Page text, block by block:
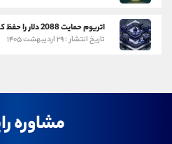
اتریوم حمایت 2088 دلار را حفظ کرد
تاریخ انتشار : ۲۹ اردیبهشت ۱۴۰۵
مشاوره